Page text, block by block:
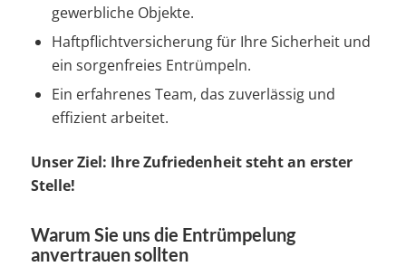
gewerbliche Objekte.
Haftpflichtversicherung für Ihre Sicherheit und
ein sorgenfreies Entrümpeln.
Ein erfahrenes Team, das zuverlässig und
effizient arbeitet.
Unser Ziel: Ihre Zufriedenheit steht an erster
Stelle!
Warum Sie uns die Entrümpelung
anvertrauen sollten